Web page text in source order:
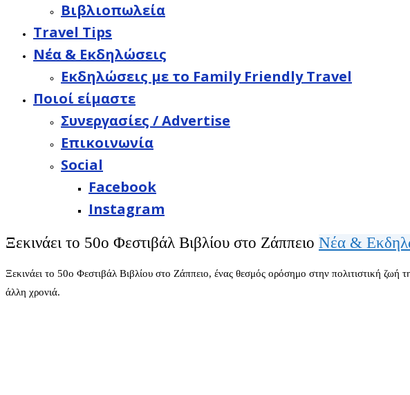
Βιβλιοπωλεία
Travel Tips
Νέα & Εκδηλώσεις
Εκδηλώσεις με το Family Friendly Travel
Ποιοί είμαστε
Συνεργασίες / Advertise
Επικοινωνία
Social
Facebook
Instagram
Ξεκινάει το 50ο Φεστιβάλ Βιβλίου στο Ζάππειο Νέα &
Ξεκινάει το 50ο Φεστιβάλ Βιβλίου στο Ζάππειο, ένας θεσμός ορόσημο στην πολιτιστική
άλλη χρονιά.